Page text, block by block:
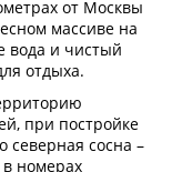
от Москвы
массиве на
вода и чистый
отдыха.
при постройке
северная сосна –
номерах